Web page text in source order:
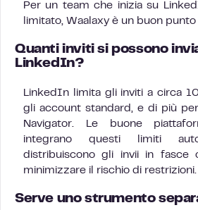
Per un team che inizia su
limitato, Waalaxy è un buon
Quanti inviti si possono
LinkedIn?
LinkedIn limita gli inviti a circa
gli account standard, e di più
Navigator. Le buone
integrano questi limiti
distribuiscono gli invii in fasce
minimizzare il rischio di restrizioni.
Serve uno strumento